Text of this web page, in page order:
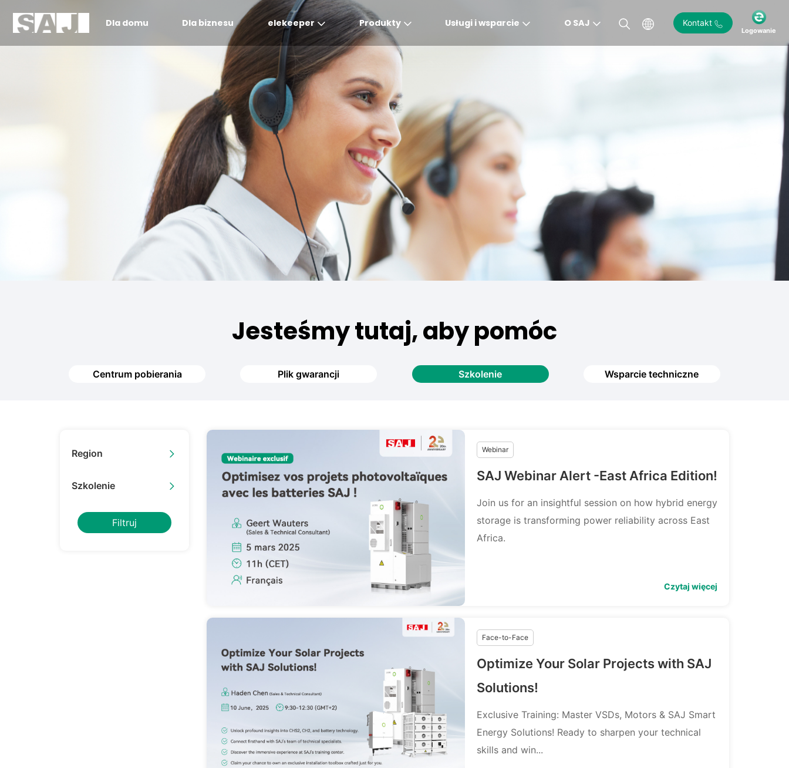
Dla domu Dla biznesu elekeeper Produkty Usługi i wsparcie O SAJ Kontakt
Logowanie
Global
English
APAC
English
中文
MEA
English
English(Africa)
Français (Afrique)
Italiano
English
România
Polski
English
Português (Brasileiro)
Espanol
Jesteśmy tutaj, aby pomóc
Centrum pobierania Plik gwarancji Szkolenie Wsparcie techniczne
Region
Europa
Ameryka Północna
Szkolenie
Twarzą w twarz
Webinarium
Filtruj
Webinar
SAJ Webinar Alert -East Africa Edition!
Join us for an insightful session on how hybrid energy
storage is transforming power reliability across East
Africa.
Czytaj więcej
Face-to-Face
Optimize Your Solar Projects with SAJ
Solutions!
Exclusive Training: Master VSDs, Motors & SAJ Smart
Energy Solutions! Ready to sharpen your technical
skills and win...